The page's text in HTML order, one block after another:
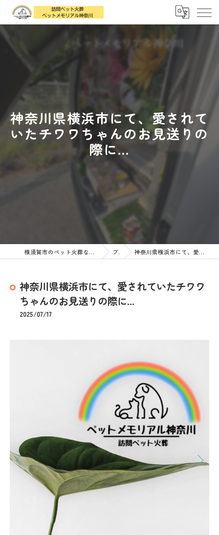
神奈川県横浜市にて、愛されて
いたチワワちゃんのお見送りの
際に...
横須賀市のペット火葬なら訪問ペット火葬 ペットメモリアル神奈川 ブログ 神奈川県横浜市にて、愛されていたチワワちゃんのお見送りの際に...
神奈川県横浜市にて、愛されていたチワワ
ちゃんのお見送りの際に...
2025/07/17